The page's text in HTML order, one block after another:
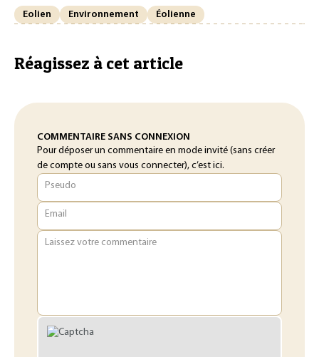
Eolien Environnement Éolienne
Réagissez à cet article
COMMENTAIRE SANS CONNEXION
Pour déposer un commentaire en mode invité (sans créer
de compte ou sans vous connecter), c’est ici.
Pseudo
Email
Laissez votre commentaire